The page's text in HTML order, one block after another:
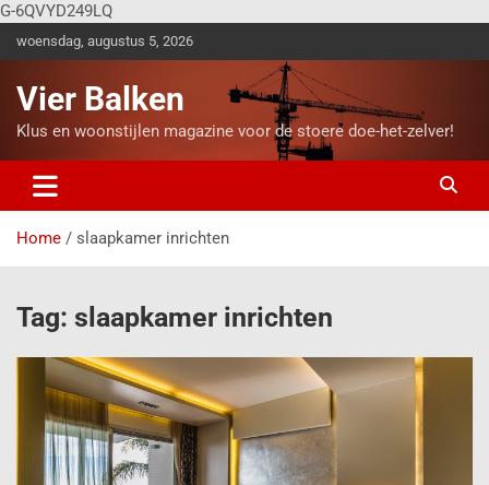
G-6QVYD249LQ
woensdag, augustus 5, 2026
Vier Balken
Klus en woonstijlen magazine voor de stoere doe-het-zelver!
Home slaapkamer inrichten
Tag: slaapkamer inrichten